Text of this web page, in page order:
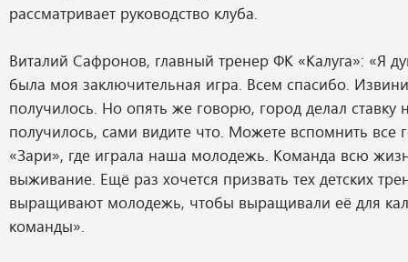
рассматривает руководство клуба.
Виталий Сафронов, главный тренер ФК «Калуга»: «Я
была моя заключительная игра. Всем спасибо.
получилось. Но опять же говорю, город делал ставку
получилось, сами видите что. Можете вспомнить все
«Зари», где играла наша молодежь. Команда всю
выживание. Ещё раз хочется призвать тех детских
выращивают молодежь, чтобы выращивали её для
команды».